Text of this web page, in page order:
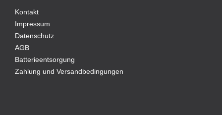
Kontakt
Impressum
Datenschutz
AGB
Batterieentsorgung
Zahlung und Versandbedingungen